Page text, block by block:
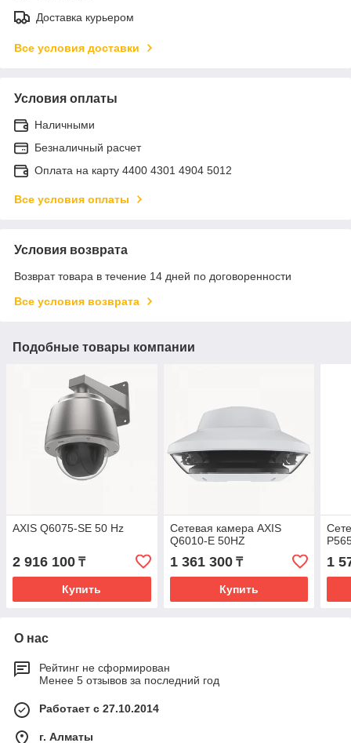
Доставка курьером
Все условия доставки
Условия оплаты
Наличными
Безналичный расчет
Оплата на карту 4400 4301 4904 5012
Все условия оплаты
Условия возврата
Возврат товара в течение 14 дней по договоренности
Все условия возврата
Подобные товары компании
AXIS Q6075-SE 50 Hz
2 916 100 ₸
Купить
Сетевая камера AXIS
Q6010-E 50HZ
1 361 300₸
Купить
1
О нас
Рейтинг не сформирован
Менее 5 отзывов за последний год
Работает с 27.10.2014
г. Алматы